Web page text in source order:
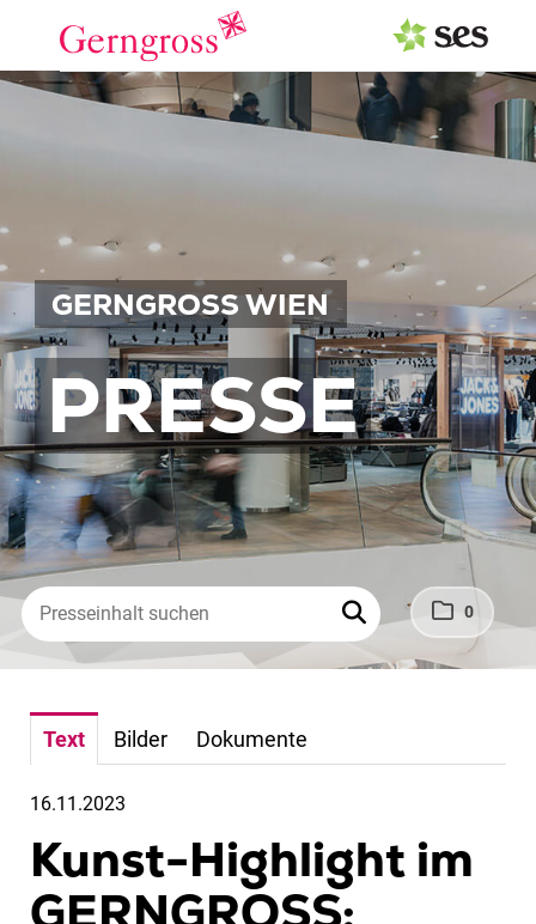
0
GERNGROSS WIEN
PRESSE
PRESSEAUSSENDUNGEN
Events
MEDIAGALERIE
PRESSEKONTAKT
Text Bilder Dokumente
16.11.2023
Kunst-Highlight im